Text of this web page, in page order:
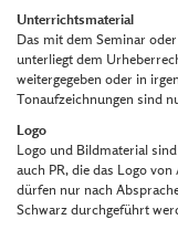
Unterrichtsmaterial
Das mit dem Seminar
unterliegt dem
weitergegeben oder in
Tonaufzeichnungen sind
Logo
Logo und Bildmaterial
auch PR, die das Logo
dürfen nur nach
Schwarz durchgeführt